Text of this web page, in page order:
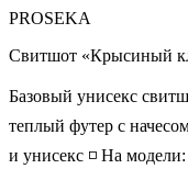
PROSEKA
Свитшот «Крысиный
Базовый унисекс
теплый футер с
и унисекс ◽️ На